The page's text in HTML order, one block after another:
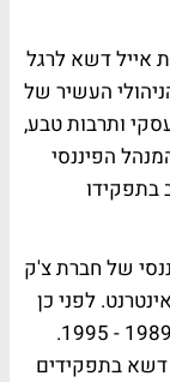
אייל דשא לרגל
העשיר של
ותרבות טבע,
הפיננסי
בתפקידו
הפיננסי של חברת צ'ק
לפני כן
הוא שימש בתפקיד סמנכ"ל בטבע בשנים 1989 - 1995.
דשא בתפקידים